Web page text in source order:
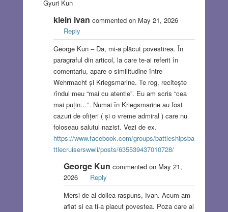
Gyuri Kun
klein ivan commented on May 21, 2026
Reply
George Kun – Da, mi-a plăcut povestirea. În
paragraful din articol, la care te-ai referit în
comentariu, apare o similitudine între
Wehrmacht și Kriegsmarine. Te rog, recitește
rîndul meu “mai cu atentie”. Eu am scris “cea
mai puțin…”. Numai în Kriegsmarine au fost
cazuri de ofițeri ( și o vreme admiral ) care nu
foloseau salutul nazist. Vezi de ex.
https://www.facebook.com/groups/battleshipsba
ttlecruiserswwii/posts/635539437010728/
George Kun commented on May 21,
2026
Reply
Mersi de al doilea raspuns, Ivan. Acum am
aflat si ca ti-a placut povestea. Poza care ai